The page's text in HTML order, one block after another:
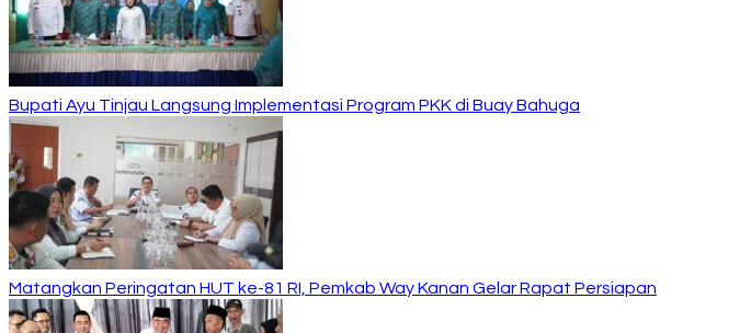
Bupati Ayu Tinjau Langsung Implementasi Program PKK di Buay Bahuga
Matangkan Peringatan HUT ke-81 RI, Pemkab Way Kanan Gelar Rapat Persiapan